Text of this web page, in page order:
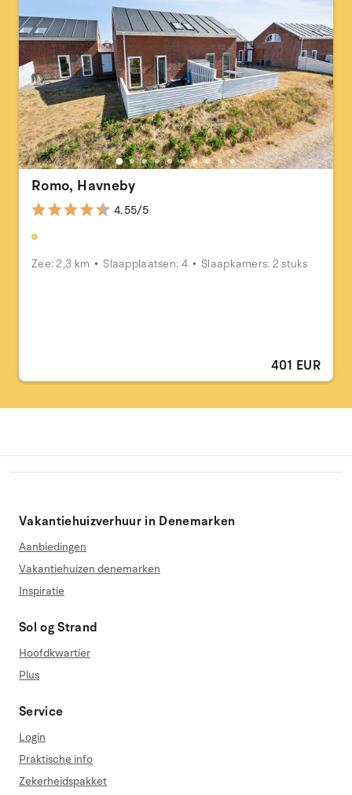
Romo, Havneby
4.55/5
Zee: 2,3 km Slaapplaatsen: 4 Slaapkamers: 2 stuks
401 EUR
Vakantiehuizverhuur in Denemarken
Aanbiedingen
Vakantiehuizen denemarken
Inspiratie
Sol og Strand
Hoofdkwartier
Plus
Service
Login
Praktische info
Zekerheidspakket